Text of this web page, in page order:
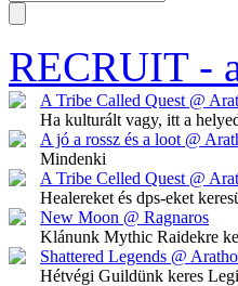
RECRUIT-
A Tribe Called Quest @
Ha kulturált vagy, itt a
A jó a rossz és a loot @
Mindenki
A Tribe Celled Quest @
Healereket és dps-eket
New Moon @ Ragnaros
Klánunk Mythic Raidekre
Shattered Legends @
Hétvégi Guildünk keres